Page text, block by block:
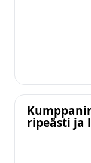
ripeästi ja